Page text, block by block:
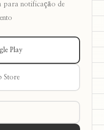
para notificação de
Play
Store